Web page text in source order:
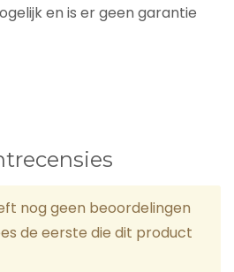
en is er geen garantie
nog geen beoordelingen
de eerste die dit product